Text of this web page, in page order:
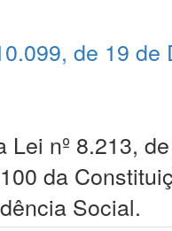
de 19
Lei nº 8.213,
da
Social.